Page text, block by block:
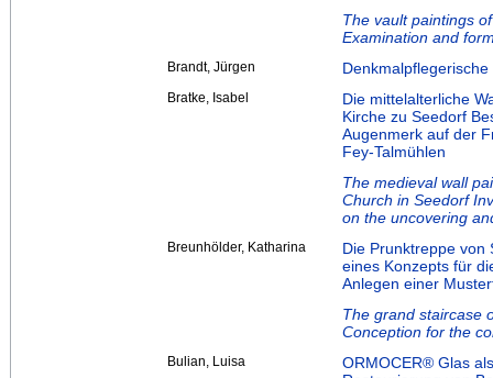
The vault paintings
Examination and
Brandt, Jürgen
Bratke, Isabel
Die mittelalterliche
Kirche zu Seedorf
Augenmerk auf der
Fey-Talmühlen
The medieval wall
Church in Seedorf
on the uncovering
Breunhölder, Katharina
Die Prunktreppe von
eines Konzepts für
Anlegen einer
The grand staircase
Conception for the
Bulian, Luisa
ORMOCER® Glas